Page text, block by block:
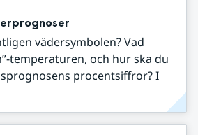
vädersymbolen? Vad
temperaturen, och hur ska du
procentsiffror? I